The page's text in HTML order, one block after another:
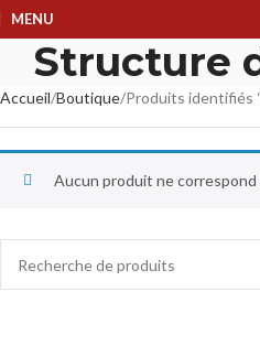
MENU
Structure
Accueil Boutique Produits identifiés
Aucun produit ne